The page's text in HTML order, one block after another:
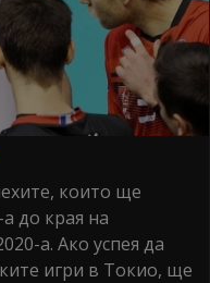
които ще
до края на
а. Ако успея да
игри в Токио, ще